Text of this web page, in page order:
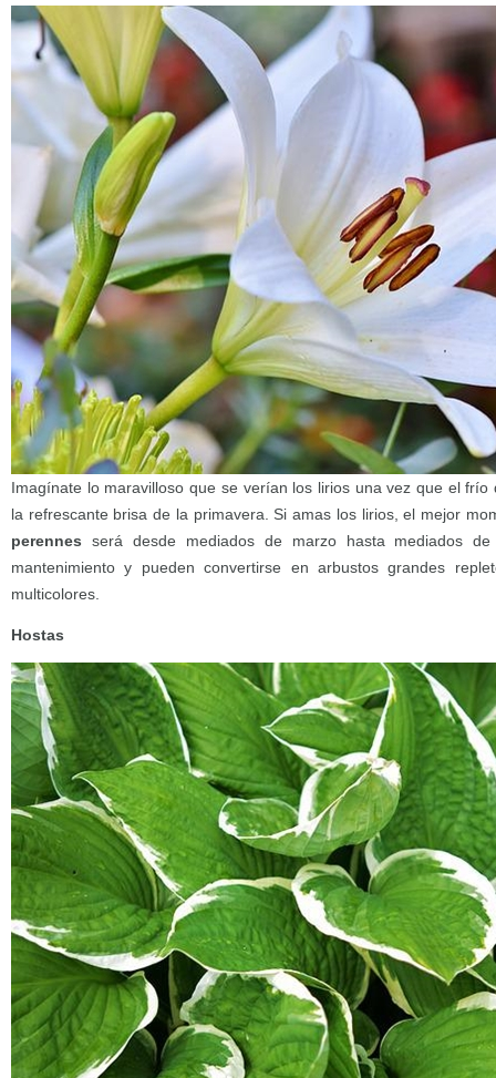
Imagínate lo maravilloso que se verían los lirios una vez que el frío
la refrescante brisa de la primavera. Si amas los lirios, el mejor
perennes será desde mediados de marzo hasta mediados
mantenimiento y pueden convertirse en arbustos grandes
multicolores.
Hostas